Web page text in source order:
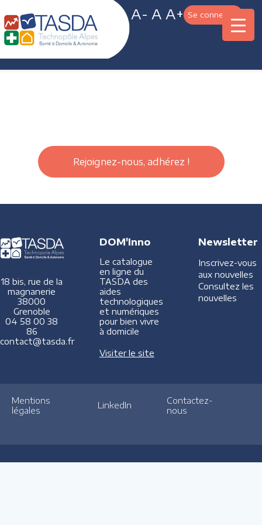
A- A A+ Se connecter
Rejoignez-nous, adhérez !
18 bis, rue de la
magnanerie
38000
Grenoble
04 58 00 38
86
contact@tasda.fr
DOM'Inno
Le catalogue
en ligne du
TASDA des
aides
technologiques
et numériques
pour bien vivre
à domicile
Visiter le site
Newsletter
Inscrivez-vous
aux nouvelles
Consultez les
nouvelles
Mentions
légales
LinkedIn
Contactez-
nous